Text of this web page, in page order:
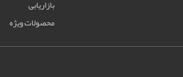
بازاریابی
محصولات ویژه